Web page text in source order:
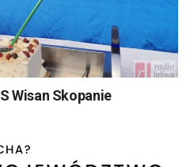
Wisan Skopanie